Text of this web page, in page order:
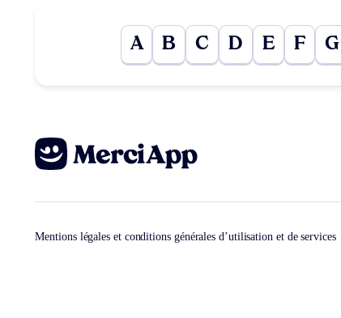
A B C D E F G
Mentions légales et conditions générales d’utilisation et de services